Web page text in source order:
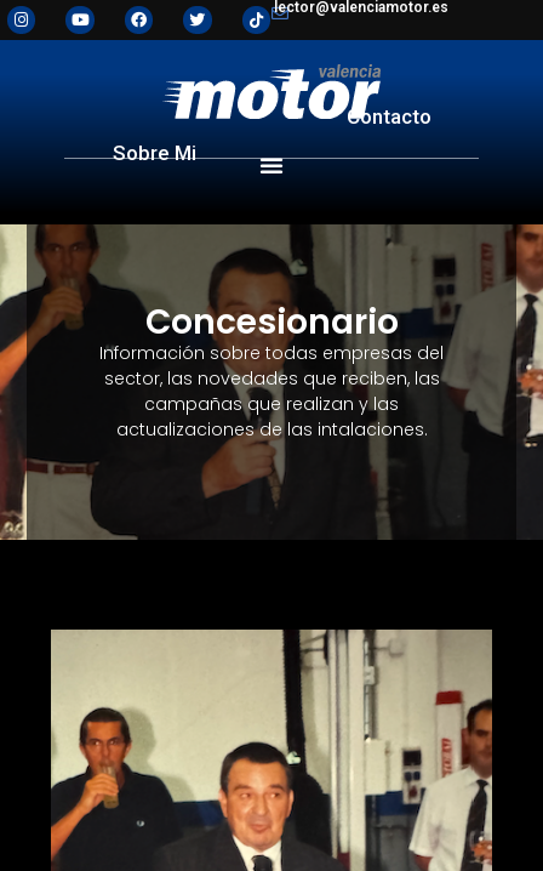
lector@valenciamotor.es
Sobre Mi
Contacto
Concesionario
Información sobre todas empresas del
sector, las novedades que reciben, las
campañas que realizan y las
actualizaciones de las intalaciones.